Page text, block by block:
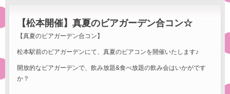
【松本開催】真夏のビアガーデン合コン☆
【真夏のビアガーデン合コン】
松本駅前のビアガーデンにて、真夏のビアコンを開催いたします♪
開放的なビアガーデンで、飲み放題&食べ放題の飲み会はいかがです
か？